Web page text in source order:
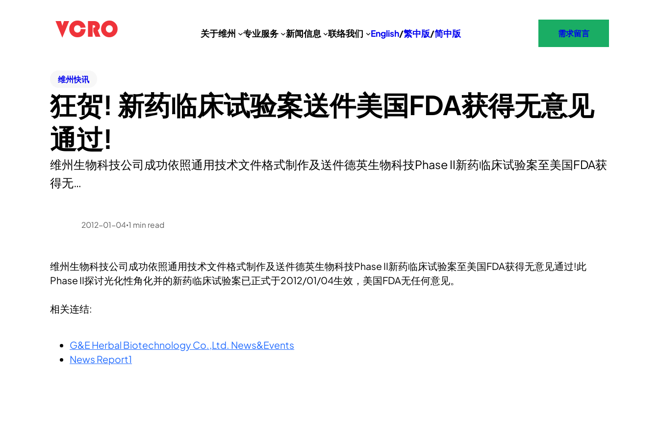
关于维州 专业服务 新闻信息 联络我们 English/繁中版/简中版 需求留言
维州快讯
狂贺! 新药临床试验案送件美国FDA获得无意见
通过!
维州生物科技公司成功依照通用技术文件格式制作及送件德英生物科技Phase II新药临床试验案至美国FDA获
得无…
2012-01-04 •1 min read
维州生物科技公司成功依照通用技术文件格式制作及送件德英生物科技Phase II新药临床试验案至美国FDA获得无意见通过!此
Phase II探讨光化性角化并的新药临床试验案已正式于2012/01/04生效，美国FDA无任何意见。
相关连结:
G&E Herbal Biotechnology Co.,Ltd. News&Events
News Report1